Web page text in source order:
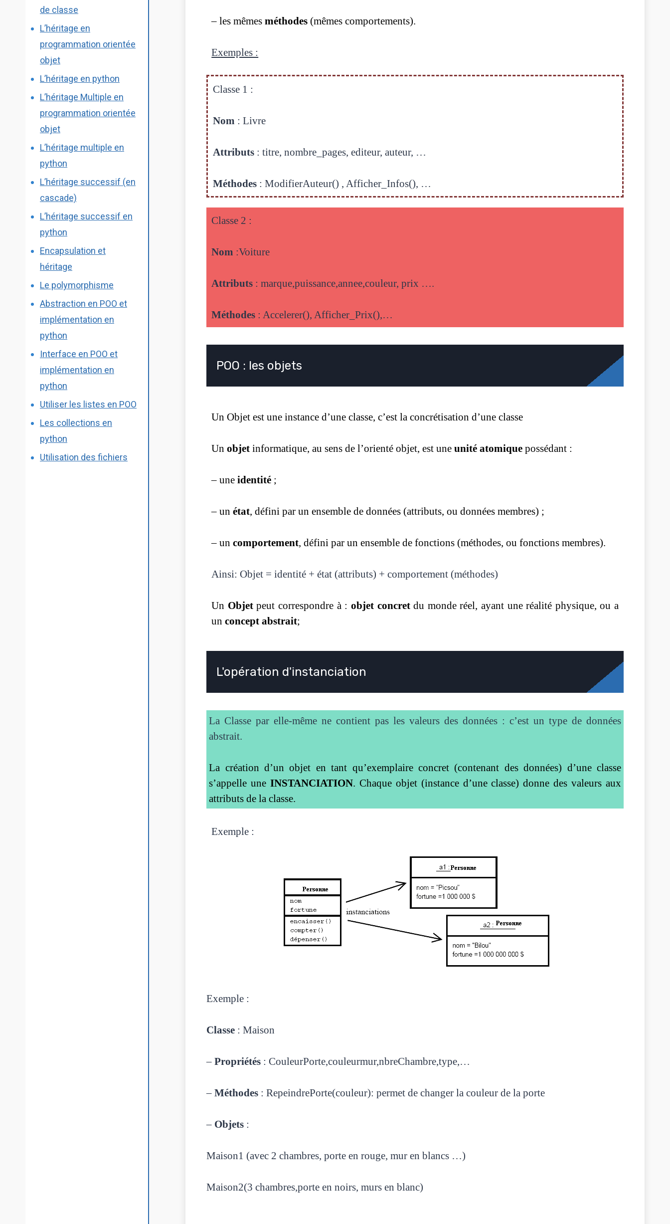
– les mêmesméthodes (mêmes comportements).
Exemples :
Classe 1 :
Nom : Livre
Attributs : titre, nombre_pages, editeur, auteur, …
Méthodes : ModifierAuteur() , Afficher_Infos(), …
Classe 2 :
Nom :Voiture
Attributs : marque,puissance,annee,couleur, prix ….
Méthodes : Accelerer(), Afficher_Prix(),…
POO : les objets
Un Objet est une instance d’une classe, c’est la concrétisation d’une classe
Unobjetinformatique, au sens de l’orienté objet, est uneunité atomiquepossédant :
– uneidentité ;
– unétat, défini par un ensemble de données (attributs, ou données membres) ;
– uncomportement, défini par un ensemble de fonctions (méthodes, ou fonctions membres).
Ainsi: Objet = identité + état (attributs) + comportement (méthodes)
Un Objetpeut correspondre à : objet concretdu monde réel, ayant une réalité physique, ou a
unconcept abstrait;
L'opération d'instanciation
La Classe par elle-même ne contient pas les valeurs des données : c’est un type de données
abstrait.
La création d’un objet en tant qu’exemplaire concret (contenant des données) d’une classe
s’appelle une INSTANCIATION. Chaque objet (instance d’une classe) donne des valeurs aux
attributs de la classe.
Exemple :
Exemple :
Classe : Maison
–Propriétés : CouleurPorte,couleurmur,nbreChambre,type,…
–Méthodes : RepeindrePorte(couleur): permet de changer la couleur de la porte
– Objets :
Maison1 (avec 2 chambres, porte en rouge, mur en blancs …)
Maison2(3 chambres,porte en noirs, murs en blanc)
de classe
L’héritage en
programmation orientée
objet
L’héritage en python
L’héritage Multiple en
programmation orientée
objet
L’héritage multiple en
python
L’héritage successif (en
cascade)
L’héritage successif en
python
Encapsulation et
héritage
Le polymorphisme
Abstraction en POO et
implémentation en
python
Interface en POO et
implémentation en
python
Utiliser les listes en POO
Les collections en
python
Utilisation des fichiers